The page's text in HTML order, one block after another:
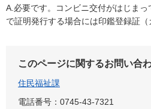
A.必要です。コンビニ交付がはじま
で証明発行する場合には印鑑登録証（
このページに関するお問い合
住民福祉課
電話番号：0745-43-7321